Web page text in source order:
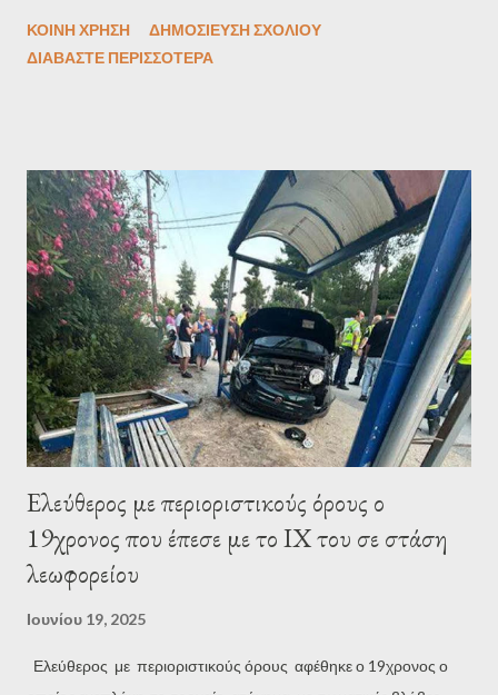
ομάδα πεζοπόρου της 2ης ΕΜΟΔΕ, εννέα οχήματα ενώ από
ΚΟΙΝΉ ΧΡΉΣΗ
ΔΗΜΟΣΊΕΥΣΗ ΣΧΟΛΊΟΥ
ΔΙΑΒΆΣΤΕ ΠΕΡΙΣΣΌΤΕΡΑ
Ελεύθερος με περιοριστικούς όρους ο
19χρονος που έπεσε με το ΙΧ του σε στάση
λεωφορείου
Ιουνίου 19, 2025
Ελεύθερος με περιοριστικούς όρους αφέθηκε ο 19χρονος ο